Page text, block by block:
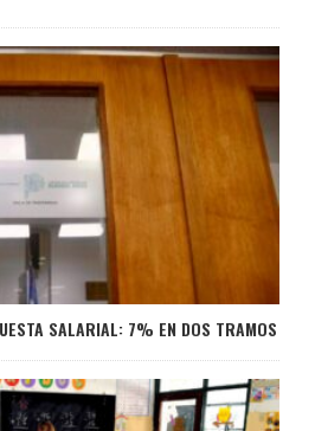
SALARIAL: 7% EN DOS TRAMOS